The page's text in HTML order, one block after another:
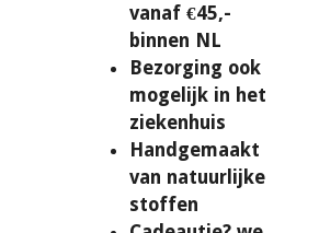
vanaf €45,-
binnen NL
Bezorging ook
mogelijk in het
ziekenhuis
Handgemaakt
van natuurlijke
stoffen